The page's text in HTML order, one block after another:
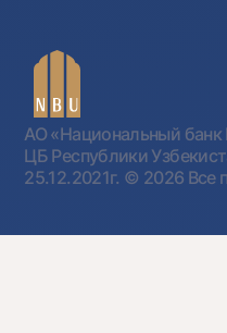
АО «Национальный
ЦБ Республики
25.12.2021г. © 2026 Все